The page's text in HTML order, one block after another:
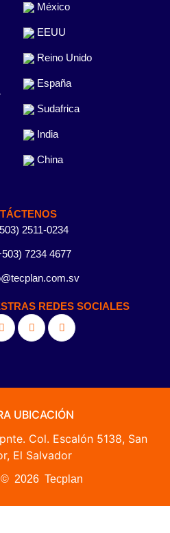
México
EEUU
Reino Unido
España
Sudafrica
India
China
2511-0234
7234 4677
REDES SOCIALES
UBICACIÓN
Col. Escalón 5138, San
El Salvador
2026 Tecplan